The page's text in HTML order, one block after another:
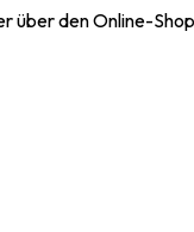
über den Online-